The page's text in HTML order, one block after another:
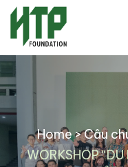
Home>Câu
WORKSHOP